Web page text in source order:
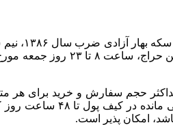
در این حراج شرکت کنند و حداکثر حجم
ساعت ۱۲، روز شنبه ۱۷
امکان پذیر است.